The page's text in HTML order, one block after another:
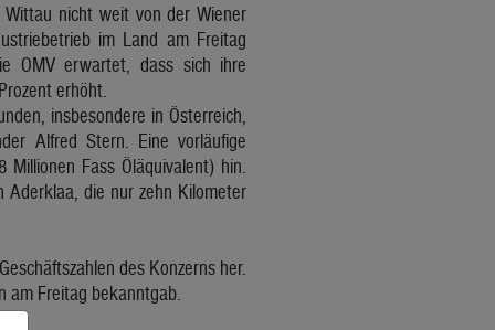
Wittau nicht weit von der Wiener
im Land am Freitag
OMV erwartet, dass sich ihre
erhöht.
insbesondere in Österreich,
Alfred Stern. Eine vorläufige
Fass Öläquivalent) hin.
Aderklaa, die nur zehn Kilometer
des Konzerns her.
am Freitag bekanntgab.